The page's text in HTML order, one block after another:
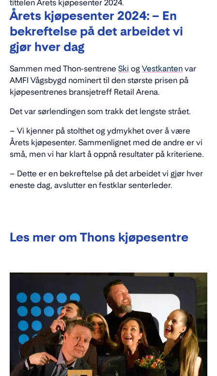
tittelen Årets kjøpesenter 2024.
Årets kjøpesenter 2024: – En
bekreftelse på det arbeidet vi
gjør hver dag
Sammen med Thon-sentrene Ski og Vestkanten var
AMFI Vågsbygd nominert til den største prisen på
kjøpesentrenes bransjetreff Retail Arena.
Det var sørlendingen som trakk det lengste strået.
– Vi kjenner på stolthet og ydmykhet over å være
Årets kjøpesenter. Sammenlignet med de andre er vi
små, men vi har klart å oppnå resultater på kriteriene.
– Dette er en bekreftelse på det arbeidet vi gjør hver
eneste dag, avslutter en festklar senterleder.
Les mer om Thons kjøpesentre